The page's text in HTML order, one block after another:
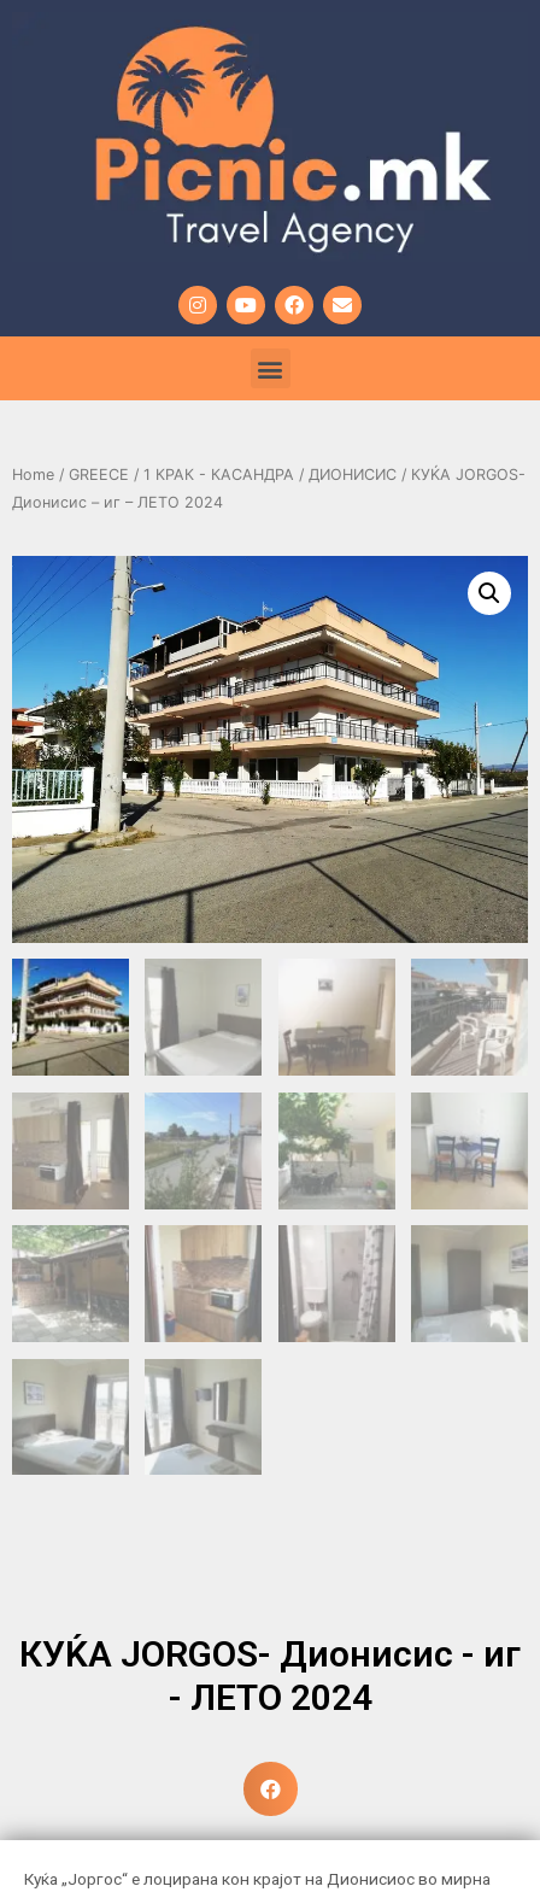
Home / GREECE / 1 КРАК - КАСАНДРА / ДИОНИСИС / КУЌА JORGOS-
Дионисис – иг – ЛЕТО 2024
КУЌА JORGOS- Дионисис - иг
- ЛЕТО 2024
Куќа „Јоргос“ е лоцирана кон крајот на Дионисиос во мирна